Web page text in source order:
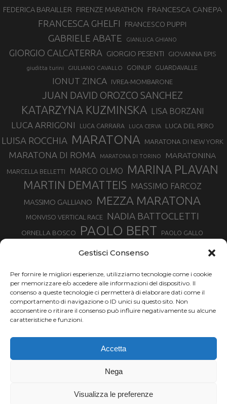
Gestisci Consenso
Per fornire le migliori esperienze, utilizziamo tecnologie come i cookie
per memorizzare e/o accedere alle informazioni del dispositivo. Il
consenso a queste tecnologie ci permetterà di elaborare dati come il
comportamento di navigazione o ID unici su questo sito. Non
acconsentire o ritirare il consenso può influire negativamente su alcune
caratteristiche e funzioni.
Accetta
Nega
Visualizza le preferenze
FEDERICA BARAILLER FIRENZE MARATHON FRANCESCA CANEPA
FRANCESCA GHELFI FRANCESCO PUPPI
GABRIELE ABATE GIANLUCA GHIANO
GIORGIO CALCATERRA GIORGIO PESENTI GIOVANNA EPIS
giuditta turini GIULIANO CAVALLO GOINUP GUARDAVALLE
IONUT ZINCA IVREA-MOMBARONE
JUAN DAVID OROZCO SANCHEZ
KATARZYNA KUZMINSKA LISA BORZANI
LUCA ARRIGONI LUCA CARRARA LUCA CERVA LUCA DEL PERO
LUISA ROCCHIA MARATONA MARATONA DI NEW YORK
MARATONA DI ROMA MARATONA DI TORINO MARATONINA
MARCELLA BELLETTI MARCO OLMO MARINA PLAVAN
MARTIN DEMATTEIS MASSIMO FARCOZ
MASSIMO GALLIANO MEZZA MARATONA
MONVISO VERTICAL RACE NADIA BATTOCLETTI
ORNELLA BOSCO PAOLO BERT PAOLO GALLO
SILVIA SERAFINI SONIA GLAREY TAVAGNASCO TOR DES GEANTS
TOUR MONVISO TRAIL TRAIL MONTE CASTO TROFEO KIMA
TURIN MARATHON URBAN ZEMMER VAL DI FASSA RUNNING
VALENTINA BELOTTI
VENICE MARATHON
XAVIER CHEVRIER
YEMAN CRIPPA
Chi siamo | Termini d'uso | Privacy |